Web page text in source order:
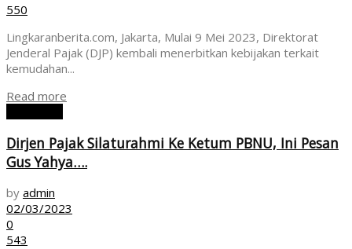
550
Lingkaranberita.com, Jakarta, Mulai 9 Mei 2023, Direktorat
Jenderal Pajak (DJP) kembali menerbitkan kebijakan terkait
kemudahan...
Read more
Dirjen Pajak Silaturahmi Ke Ketum PBNU, Ini Pesan
Gus Yahya….
by admin
02/03/2023
0
543